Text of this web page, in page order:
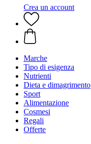
Crea un account
Marche
Tipo di esigenza
Nutrienti
Dieta e dimagrimento
Sport
Alimentazione
Cosmesi
Regali
Offerte